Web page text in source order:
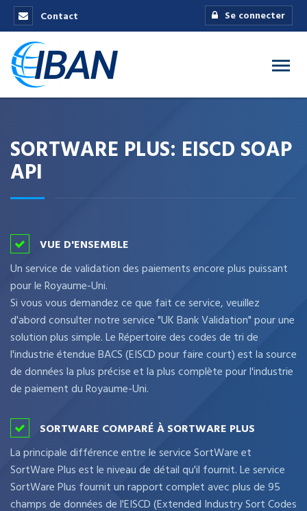
Contact Se connecter
SORTWARE PLUS: EISCD SOAP
API
VUE D'ENSEMBLE
Un service de validation des paiements encore plus puissant
pour le Royaume-Uni.
Si vous vous demandez ce que fait ce service, veuillez
d'abord consulter notre service "UK Bank Validation" pour une
solution plus simple. Le Répertoire des codes de tri de
l'industrie étendue BACS (EISCD pour faire court) est la source
de données la plus précise et la plus complète pour l'industrie
de paiement du Royaume-Uni.
SORTWARE COMPARÉ À SORTWARE PLUS
La principale différence entre le service SortWare et
SortWare Plus est le niveau de détail qu'il fournit. Le service
SortWare Plus fournit un rapport complet avec plus de 95
champs de données de l'EISCD (Extended Industry Sort Codes